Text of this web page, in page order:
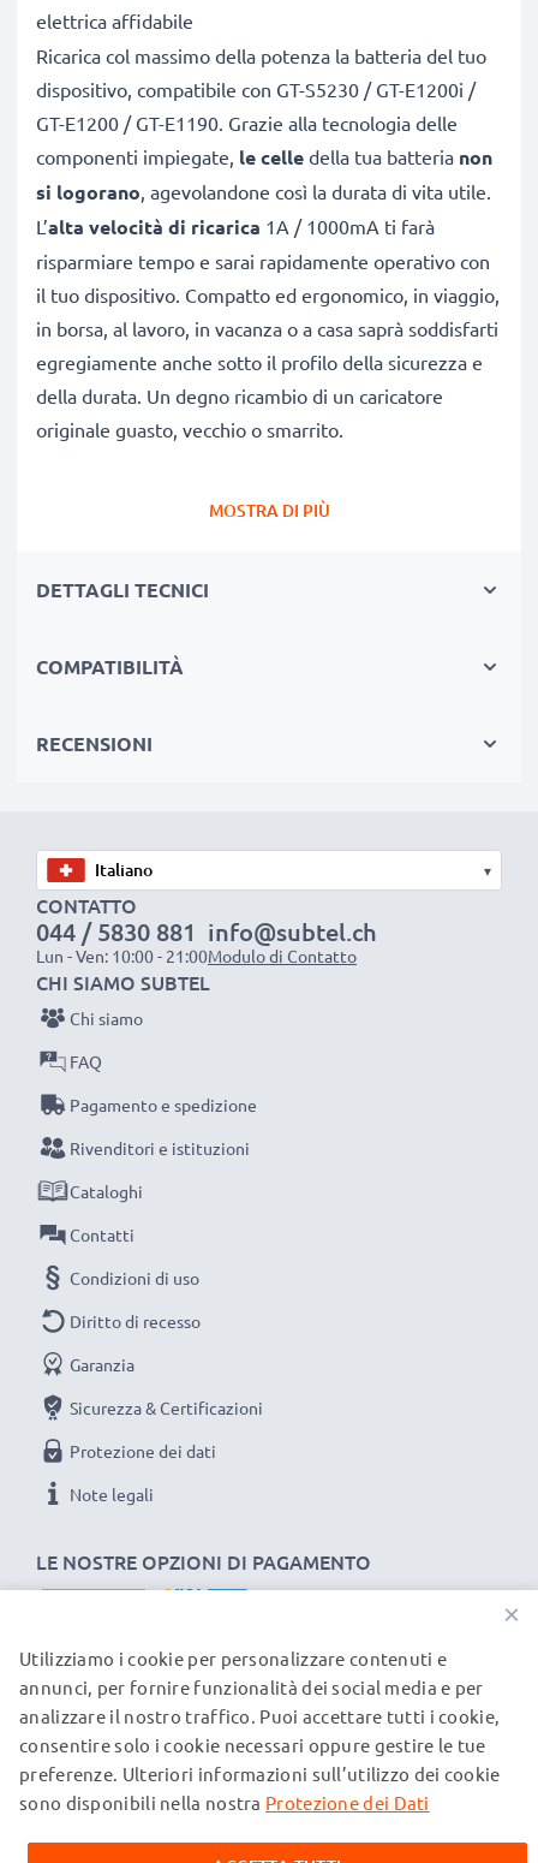
elettrica affidabile
Ricarica col massimo della potenza la batteria del tuo
dispositivo, compatibile con GT-S5230 / GT-E1200i /
GT-E1200 / GT-E1190. Grazie alla tecnologia delle
componenti impiegate, le celle della tua batteria non
si logorano, agevolandone così la durata di vita utile.
L’alta velocità di ricarica 1A / 1000mA ti farà
risparmiare tempo e sarai rapidamente operativo con
il tuo dispositivo. Compatto ed ergonomico, in viaggio,
in borsa, al lavoro, in vacanza o a casa saprà soddisfarti
egregiamente anche sotto il profilo della sicurezza e
della durata. Un degno ricambio di un caricatore
originale guasto, vecchio o smarrito.
un caricatore che fa bene
ricaricare
leggero, che non scalda né ingombra
componenti evitano un rapido logorio delle celle,
tensione di esercizio
✔ Filo resistente e flessibile, ma che non si aggroviglia
+ Materiale piacevole al tatto
✔ Sicurezza certificata: protezione da corto circuito,
surriscaldamento e sovratensione
Caricatore CELLONIC: un caricabatterie dall’ottimo
rapporto qualità-prezzo
AC Adapter / Power Supply:
Marca: CELLONIC
Collegamento 1: Connettore
Tensione di uscita / Output Volt: 5V
Amperaggio / Output ampere: 1A / 1000mA
MOSTRA DI PIÙ
DETTAGLI TECNICI
COMPATIBILITÀ
RECENSIONI
▾
CONTATTO
044 / 5830 881
Lun - Ven: 10:00 - 21:00
info@subtel.ch
Modulo di Contatto
LE NOSTRE OPZIONI DI PAGAMENTO
CHI SIAMO SUBTEL
Chi siamo
FAQ
Pagamento e spedizione
Rivenditori e istituzioni
Cataloghi
Contatti
Condizioni di uso
Diritto di recesso
Garanzia
Sicurezza & Certificazioni
Protezione dei dati
Note legali
I NOSTRI PARTNER DI SPEDIZIONE
© subtel.ch 2026
Tutti i prezzi sono comprensivi di IVA e al netto dei costi di
spedizione. Si prega di notare che tutti i marchi citati sono
menzionati sulle nostre pagine web esclusivamente per
×
Utilizziamo i cookie per personalizzare contenuti e
annunci, per fornire funzionalità dei social media e per
analizzare il nostro traffico. Puoi accettare tutti i cookie,
consentire solo i cookie necessari oppure gestire le tue
preferenze. Ulteriori informazioni sull’utilizzo dei cookie
sono disponibili nella nostra Protezione dei Dati